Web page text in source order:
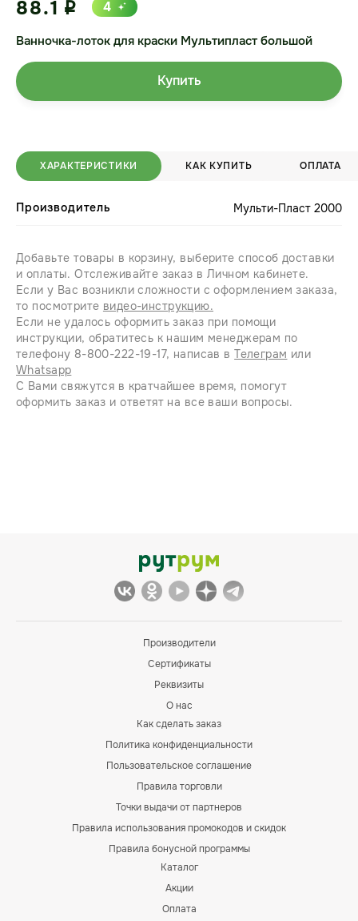
ХАРАКТЕРИСТИКИ КАК КУПИТЬ ОПЛАТА
Производитель Мульти-Пласт 2000
Добавьте товары в корзину, выберите способ доставки
и оплаты. Отслеживайте заказ в Личном кабинете.
Если у Вас возникли сложности с оформлением заказа,
то посмотрите видео-инструкцию.
Если не удалось оформить заказ при помощи
инструкции, обратитесь к нашим менеджерам по
телефону 8-800-222-19-17, написав вТелеграм или
Whatsapp
С Вами свяжутся в кратчайшее время, помогут
оформить заказ и ответят на все ваши вопросы.
Ванночка-лоток для краски Мультипласт большой
88.1 i 4
Купить
Производители
Сертификаты
Реквизиты
О нас
Как сделать заказ
Политика конфиденциальности
Пользовательское соглашение
Правила торговли
Точки выдачи от партнеров
Правила использования промокодов и скидок
Правила бонусной программы
Каталог
Акции
Оплата